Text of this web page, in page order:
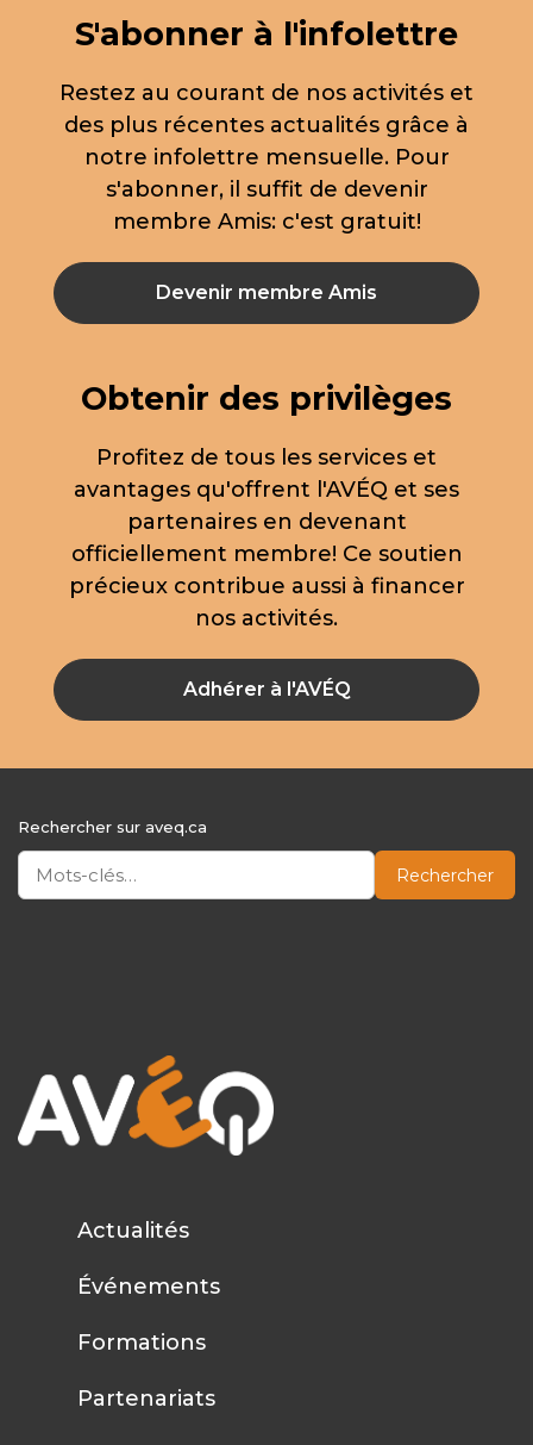
S'abonner à l'infolettre
Restez au courant de nos activités et
des plus récentes actualités grâce à
notre infolettre mensuelle. Pour
s'abonner, il suffit de devenir
membre Amis: c'est gratuit!
Devenir membre Amis
Obtenir des privilèges
Profitez de tous les services et
avantages qu'offrent l'AVÉQ et ses
partenaires en devenant
officiellement membre! Ce soutien
précieux contribue aussi à financer
nos activités.
Adhérer à l'AVÉQ
Rechercher sur aveq.ca
Rechercher
Actualités
Événements
Formations
Partenariats